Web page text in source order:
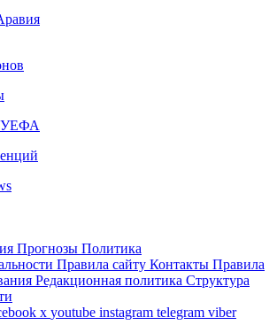
УЕФА
Прогнозы Политика
Правила сайту Контакты Правила
Редакционная политика Структура
x youtube instagram telegram viber